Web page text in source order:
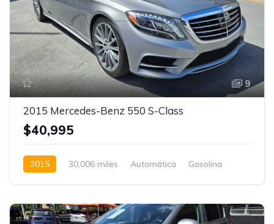
9
2015 Mercedes-Benz 550 S-Class
$40,995
2015 30,006 miles Automática
Gasolina